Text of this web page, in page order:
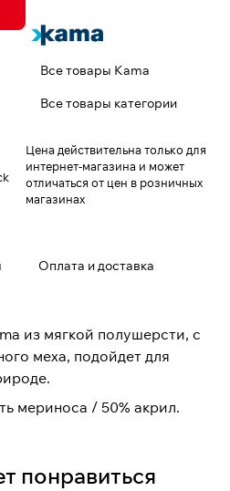
Все товары Kama
Все товары категории
Цена действительна только для
интернет-магазина и может
отличаться от цен в розничных
магазинах
Оплата и доставка
из мягкой полушерсти, с
меха, подойдет для
мериноса / 50% акрил.
понравиться